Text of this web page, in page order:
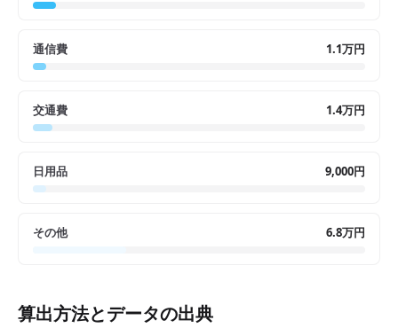
通信費 1.1万円
交通費 1.4万円
日用品 9,000円
その他 6.8万円
算出方法とデータの出典